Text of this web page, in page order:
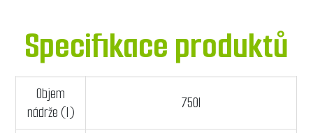
Specifikace produktů
Objem
nádrže (l)
750l